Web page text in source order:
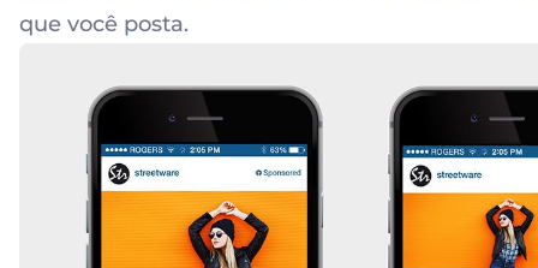
que você posta.